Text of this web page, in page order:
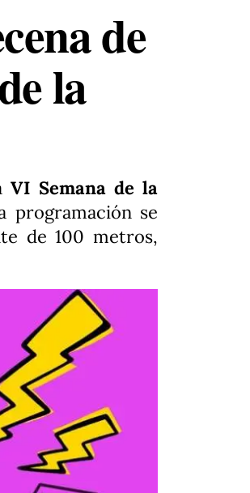
de
la
VI Semana de la
programación se
de 100 metros,